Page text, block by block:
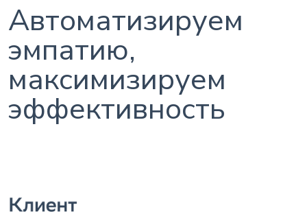
Автоматизируем
эмпатию,
максимизируем
эффективность